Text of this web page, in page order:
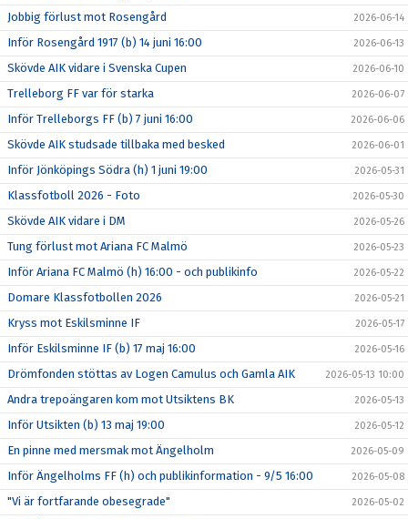
Jobbig förlust mot Rosengård 2026-06-14
Inför Rosengård 1917 (b) 14 juni 16:00 2026-06-13
Skövde AIK vidare i Svenska Cupen 2026-06-10
Trelleborg FF var för starka 2026-06-07
Inför Trelleborgs FF (b) 7 juni 16:00 2026-06-06
Skövde AIK studsade tillbaka med besked 2026-06-01
Inför Jönköpings Södra (h) 1 juni 19:00 2026-05-31
Klassfotboll 2026 - Foto 2026-05-30
Skövde AIK vidare i DM 2026-05-26
Tung förlust mot Ariana FC Malmö 2026-05-23
Inför Ariana FC Malmö (h) 16:00 - och publikinfo 2026-05-22
Domare Klassfotbollen 2026 2026-05-21
Kryss mot Eskilsminne IF 2026-05-17
Inför Eskilsminne IF (b) 17 maj 16:00 2026-05-16
Drömfonden stöttas av Logen Camulus och Gamla AIK 2026-05-13 10:00
Andra trepoängaren kom mot Utsiktens BK 2026-05-13
Inför Utsikten (b) 13 maj 19:00 2026-05-12
En pinne med mersmak mot Ängelholm 2026-05-09
Inför Ängelholms FF (h) och publikinformation - 9/5 16:00 2026-05-08
"Vi är fortfarande obesegrade" 2026-05-02